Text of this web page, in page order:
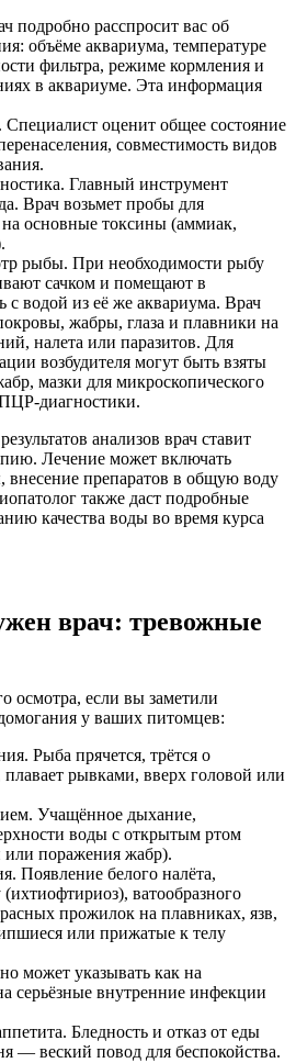
подробно расспросит вас об
объёме аквариума, температуре
фильтра, режиме кормления и
в аквариуме. Эта информация
оценит общее состояние
совместимость видов
Главный инструмент
Врач возьмет пробы для
на основные токсины (аммиак,
рыбы. При необходимости рыбу
сачком и помещают в
с водой из её же аквариума. Врач
жабры, глаза и плавники на
налета или паразитов. Для
возбудителя могут быть взяты
мазки для микроскопического
диагностики.
анализов врач ставит
Лечение может включать
внесение препаратов в общую воду
также даст подробные
качества воды во время курса
врач: тревожные
осмотра, если вы заметили
у ваших питомцев:
Рыба прячется, трётся о
плавает рывками, вверх головой или
Учащённое дыхание,
воды с открытым ртом
или поражения жабр).
Появление белого налёта,
ватообразного
прожилок на плавниках, язв,
или прижатые к телу
может указывать как на
серьёзные внутренние инфекции
Бледность и отказ от еды
— веский повод для беспокойства.